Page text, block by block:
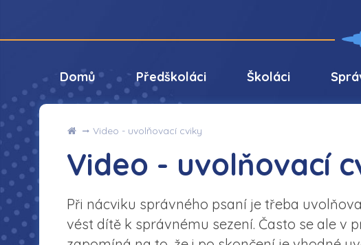
Domů Předškoláci Školáci
Úvod Video - uvolňovací cviky
Video - uvolňovací
Při nácviku správného psaní je třeba
vést dítě k správnému sezení. Často se ale v